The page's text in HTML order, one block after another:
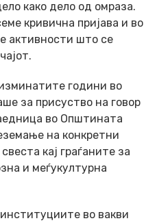
како дело од омраза.
кривична пријава и во
активности што се
години во
за присуство на говор
во Општината
на конкретни
кај граѓаните за
и меѓукултурна
во вакви